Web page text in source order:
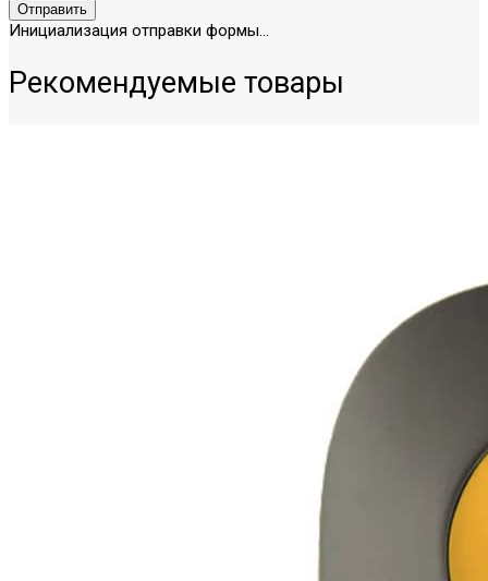
Отправить
Инициализация отправки формы...
Рекомендуемые товары